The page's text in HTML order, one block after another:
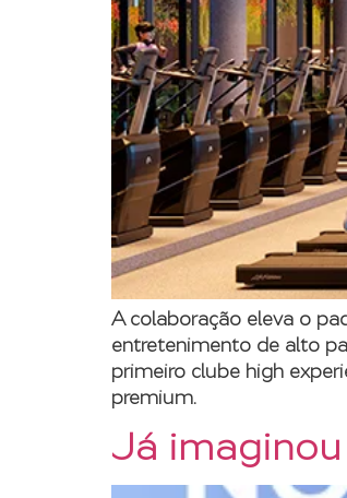
A colaboração eleva o
entretenimento de alto
primeiro clube high
premium.
Já imaginou